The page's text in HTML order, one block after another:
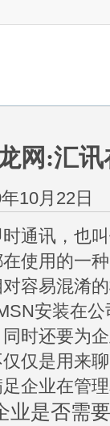
网:汇
年10月22日
讯，也叫
在使用的一
容易混淆
安装在
时还要为
仅是用来
足企业在管
是否需要